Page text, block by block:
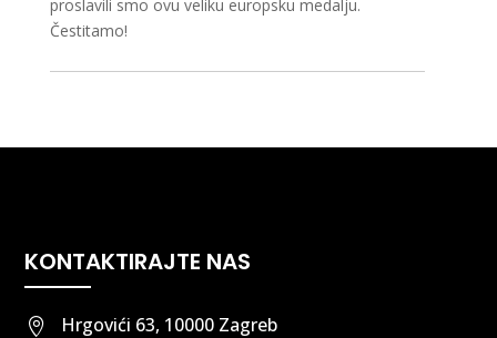
proslavili smo ovu veliku europsku medalju.
Čestitamo!
KONTAKTIRAJTE NAS
 Hrgovići 63, 10000 Zagreb